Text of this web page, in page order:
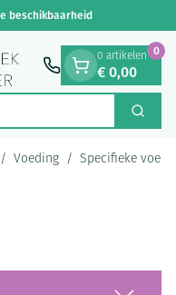
beschikbaarheid
Zoek
0 artikelen
€ 0,00
0
/ Voeding / Specifieke